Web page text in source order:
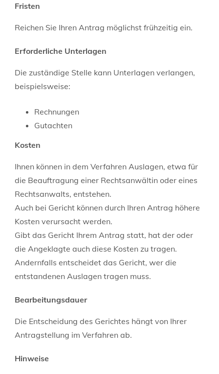
Fristen
Reichen Sie Ihren Antrag möglichst frühzeitig ein.
Erforderliche Unterlagen
Die zuständige Stelle kann Unterlagen verlangen,
beispielsweise:
Rechnungen
Gutachten
Kosten
Ihnen können in dem Verfahren Auslagen, etwa für
die Beauftragung einer Rechtsanwältin oder eines
Rechtsanwalts, entstehen.
Auch bei Gericht können durch Ihren Antrag höhere
Kosten verursacht werden.
Gibt das Gericht Ihrem Antrag statt, hat der oder
die Angeklagte auch diese Kosten zu tragen.
Andernfalls entscheidet das Gericht, wer die
entstandenen Auslagen tragen muss.
Bearbeitungsdauer
Die Entscheidung des Gerichtes hängt von Ihrer
Antragstellung im Verfahren ab.
Hinweise